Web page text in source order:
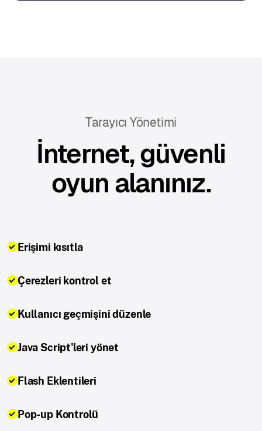
Tarayıcı Yönetimi
İnternet, güvenli
oyun alanınız.
Erişimi kısıtla
Çerezleri kontrol et
Kullanıcı geçmişini düzenle
Java Script'leri yönet
Flash Eklentileri
Pop-up Kontrolü